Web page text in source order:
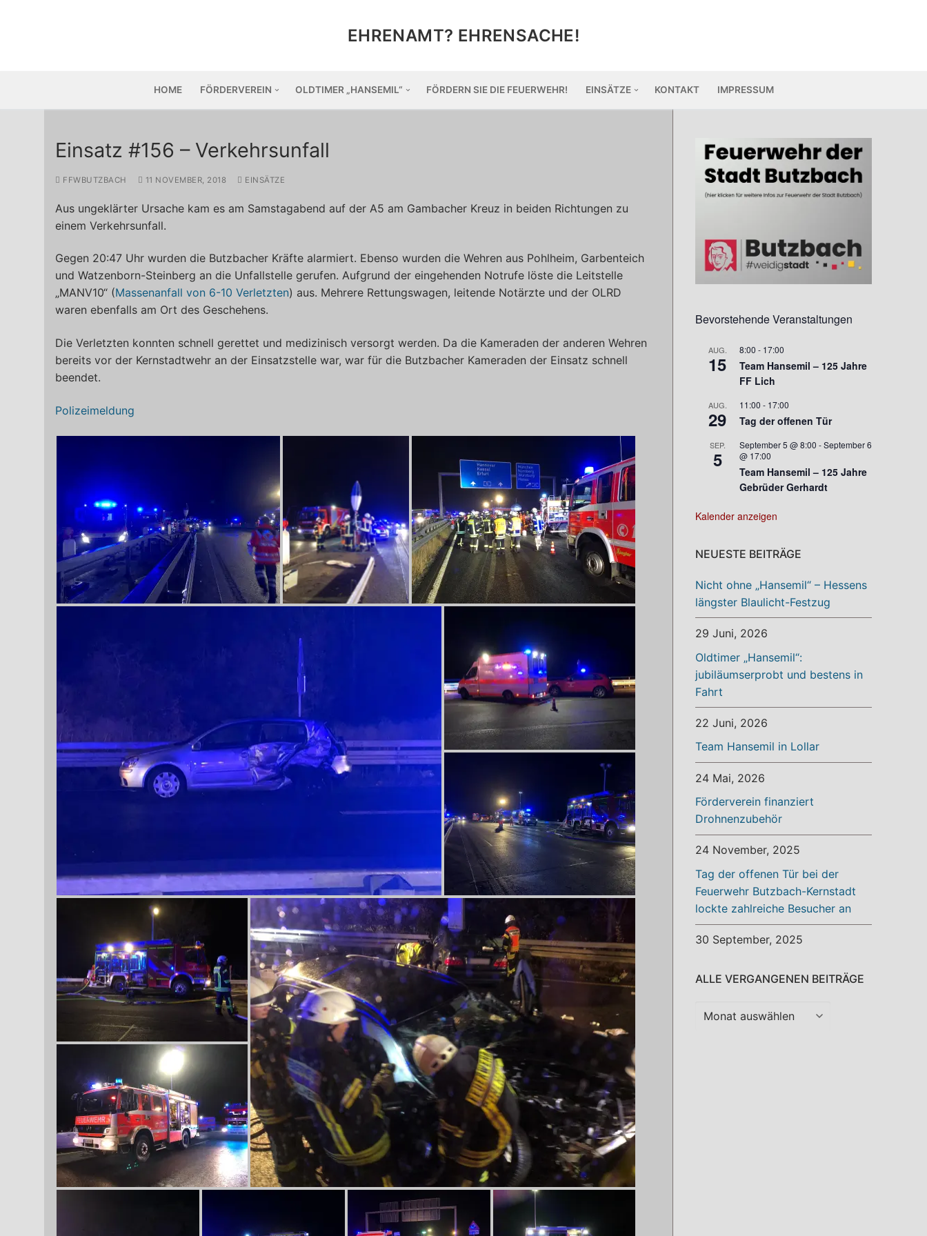
EHRENAMT? EHRENSACHE!
HOME FÖRDERVEREIN OLDTIMER „HANSEMIL“ FÖRDERN SIE DIE FEUERWEHR! EINSÄTZE KONTAKT IMPRESSUM
Einsatz #156 – Verkehrsunfall
FFWBUTZBACH 11 NOVEMBER, 2018 EINSÄTZE
Aus ungeklärter Ursache kam es am Samstagabend auf der A5 am Gambacher Kreuz in beiden Richtungen zu
einem Verkehrsunfall.
Gegen 20:47 Uhr wurden die Butzbacher Kräfte alarmiert. Ebenso wurden die Wehren aus Pohlheim, Garbenteich
und Watzenborn-Steinberg an die Unfallstelle gerufen. Aufgrund der eingehenden Notrufe löste die Leitstelle
„MANV10“ (Massenanfall von 6-10 Verletzten) aus. Mehrere Rettungswagen, leitende Notärzte und der OLRD
waren ebenfalls am Ort des Geschehens.
Die Verletzten konnten schnell gerettet und medizinisch versorgt werden. Da die Kameraden der anderen Wehren
bereits vor der Kernstadtwehr an der Einsatzstelle war, war für die Butzbacher Kameraden der Einsatz schnell
beendet.
Polizeimeldung
Bevorstehende Veranstaltungen
AUG.
15
8:00 - 17:00
Team Hansemil – 125 Jahre
FF Lich
AUG.
29
11:00 - 17:00
Tag der offenen Tür
SEP.
5
September 5 @ 8:00 -September 6
@ 17:00
Team Hansemil – 125 Jahre
Gebrüder Gerhardt
Kalender anzeigen
NEUESTE BEITRÄGE
Nicht ohne „Hansemil“ – Hessens
längster Blaulicht-Festzug
29 Juni, 2026
Oldtimer „Hansemil“:
jubiläumserprobt und bestens in
Fahrt
22 Juni, 2026
Team Hansemil in Lollar
24 Mai, 2026
Förderverein finanziert
Drohnenzubehör
24 November, 2025
Tag der offenen Tür bei der
Feuerwehr Butzbach-Kernstadt
lockte zahlreiche Besucher an
30 September, 2025
ALLE VERGANGENEN BEITRÄGE
Alle